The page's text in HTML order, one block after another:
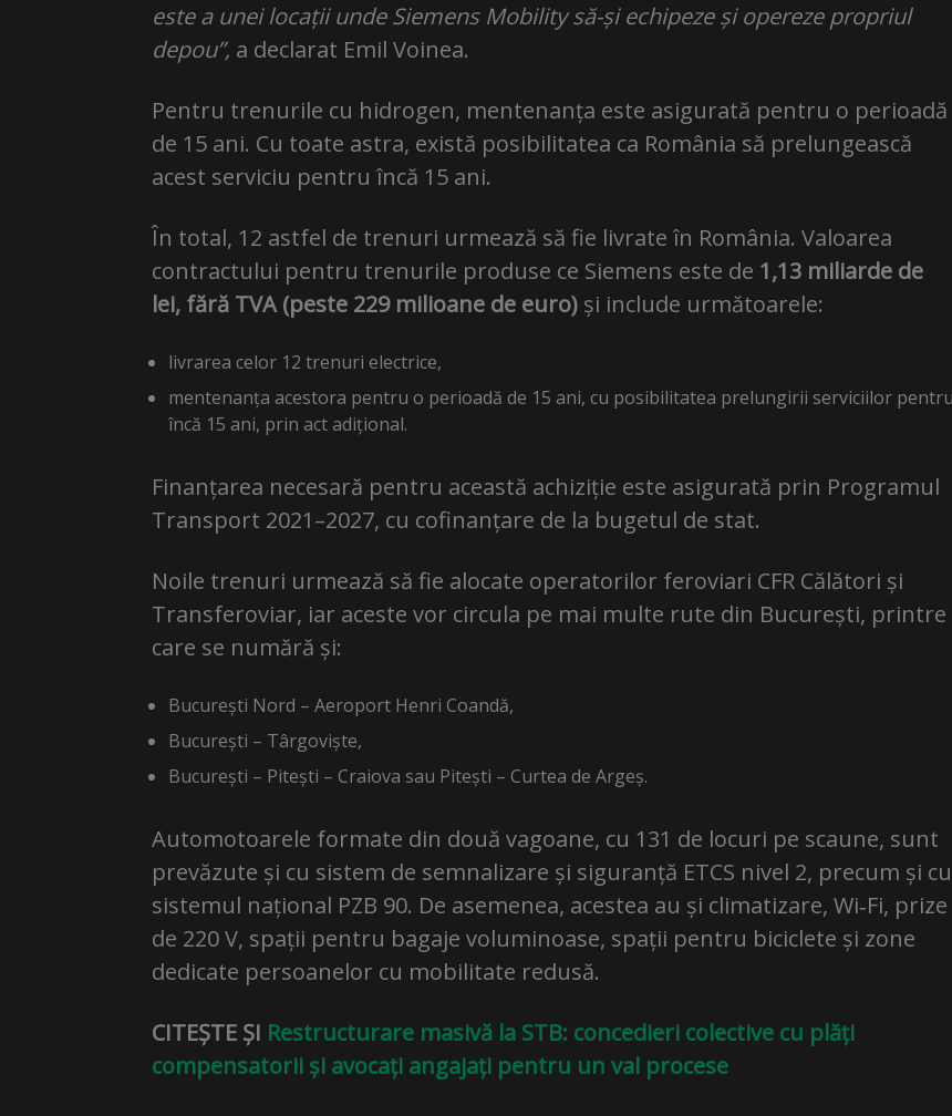
este a unei locații unde Siemens Mobility să-și echipeze și opereze propriul
depou”, a declarat Emil Voinea.
Pentru trenurile cu hidrogen, mentenanța este asigurată pentru o perioadă
de 15 ani. Cu toate astra, există posibilitatea ca România să prelungească
acest serviciu pentru încă 15 ani.
În total, 12 astfel de trenuri urmează să fie livrate în România. Valoarea
contractului pentru trenurile produse ce Siemens este de 1,13 miliarde de
lei, fără TVA (peste 229 milioane de euro) și include următoarele:
livrarea celor 12 trenuri electrice,
mentenanța acestora pentru o perioadă de 15 ani, cu posibilitatea prelungirii serviciilor pentru
încă 15 ani, prin act adițional.
Finanțarea necesară pentru această achiziție este asigurată prin Programul
Transport 2021–2027, cu cofinanțare de la bugetul de stat.
Noile trenuri urmează să fie alocate operatorilor feroviari CFR Călători și
Transferoviar, iar aceste vor circula pe mai multe rute din București, printre
care se numără și:
București Nord – Aeroport Henri Coandă,
București – Târgoviște,
București – Pitești – Craiova sau Pitești – Curtea de Argeș.
Automotoarele formate din două vagoane, cu 131 de locuri pe scaune, sunt
prevăzute și cu sistem de semnalizare și siguranță ETCS nivel 2, precum și cu
sistemul național PZB 90. De asemenea, acestea au și climatizare, Wi‑Fi, prize
de 220 V, spații pentru bagaje voluminoase, spații pentru biciclete și zone
dedicate persoanelor cu mobilitate redusă.
CITEȘTE ȘI Restructurare masivă la STB: concedieri colective cu plăți
compensatorii și avocați angajați pentru un val procese